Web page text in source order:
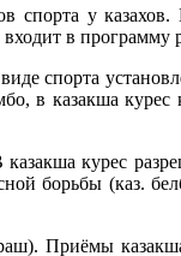
у
в программу
спорта
в казакша
курес
борьбы (каз.
Приёмы